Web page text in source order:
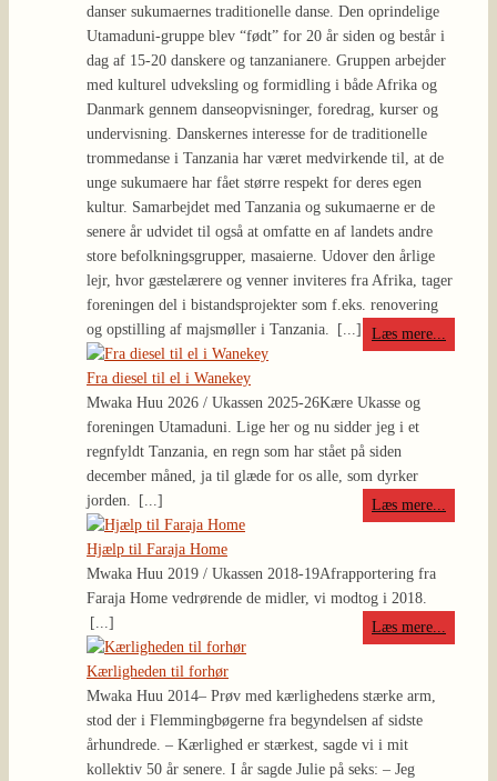
danser sukumaernes traditionelle danse. Den oprindelige
Utamaduni-gruppe blev “født” for 20 år siden og består i
dag af 15-20 danskere og tanzanianere. Gruppen arbejder
med kulturel udveksling og formidling i både Afrika og
Danmark gennem danseopvisninger, foredrag, kurser og
undervisning. Danskernes interesse for de traditionelle
trommedanse i Tanzania har været medvirkende til, at de
unge sukumaere har fået større respekt for deres egen
kultur. Samarbejdet med Tanzania og sukumaerne er de
senere år udvidet til også at omfatte en af landets andre
store befolkningsgrupper, masaierne. Udover den årlige
lejr, hvor gæstelærere og venner inviteres fra Afrika, tager
foreningen del i bistandsprojekter som f.eks. renovering
og opstilling af majsmøller i Tanzania.
[...] Læs mere...
Fra diesel til el i Wanekey
Mwaka Huu 2026 / Ukassen 2025-26Kære Ukasse og
foreningen Utamaduni. Lige her og nu sidder jeg i et
regnfyldt Tanzania, en regn som har stået på siden
december måned, ja til glæde for os alle, som dyrker
jorden.
[...] Læs mere...
Hjælp til Faraja Home
Mwaka Huu 2019 / Ukassen 2018-19Afrapportering fra
Faraja Home vedrørende de midler, vi modtog i 2018.
[...]
Læs mere...
Kærligheden til forhør
Mwaka Huu 2014– Prøv med kærlighedens stærke arm,
stod der i Flemmingbøgerne fra begyndelsen af sidste
århundrede. – Kærlighed er stærkest, sagde vi i mit
kollektiv 50 år senere. I år sagde Julie på seks: – Jeg